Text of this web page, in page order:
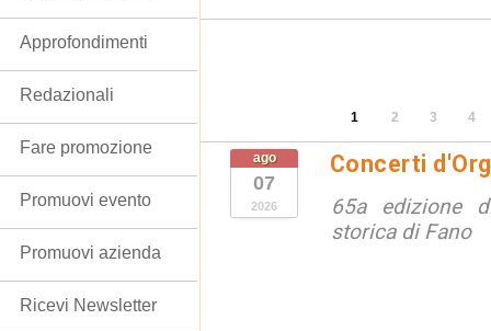
1 2 3 4
ago
07
2026
Concerti
65a edizione
storica di Fano
Approfondimenti
Redazionali
Fare promozione
Promuovi evento
Promuovi azienda
Ricevi Newsletter